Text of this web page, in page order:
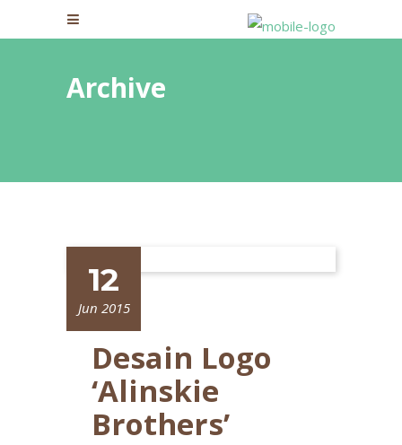
Archive
12
Jun 2015
Desain Logo
‘Alinskie
Brothers’